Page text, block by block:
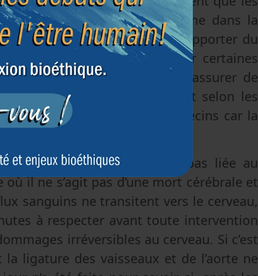
Ici apparait un autre problème dans la
un acte qui ne vise pas à apporter du
à empêcher de restaurer certaines
cette opération suffise à s’assurer de
du diagnostic de la mort selon les
à de nombreux médecins car la
de savoir si la mort n’est pas liée au
il ne s’agit pas d’une mort cérébrale et
sanguins ne transitent vers le cerveau,
à respecter avant toute intervention
irréversibles au cerveau. Si c’est
ligature des vaisseaux et de l’aorte ne